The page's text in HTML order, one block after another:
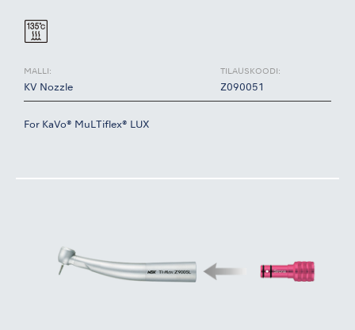
MALLI:
KV Nozzle
TILAUSKOODI:
Z090051
For KaVo® MuLTiflex® LUX